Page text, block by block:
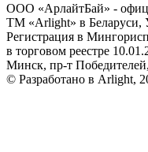
ООО «АрлайтБай» -
ТМ «Arlight» в Беларуси,
Регистрация в
в торговом реестре
Минск, пр-т
© Разработано в Arlight,